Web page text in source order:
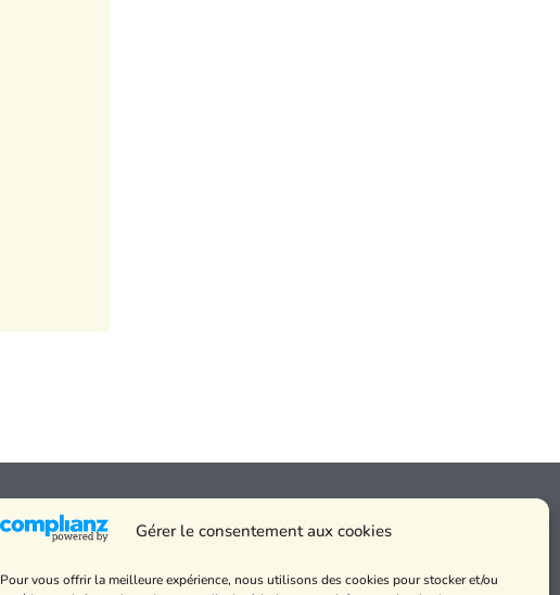
Gérer le consentement aux cookies
Pour vous offrir la meilleure expérience, nous utilisons des cookies pour stocker et/ou
Agenda
Horaires messes